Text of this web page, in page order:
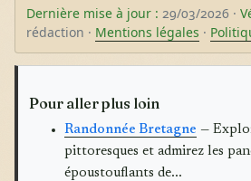
Dernière mise à jour : 29/03/2026 ·
rédaction · Mentions légales ·
Pour aller plus loin
Randonnée Bretagne —
pittoresques et admirez les
époustouflants de...